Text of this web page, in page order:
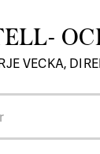
VECKA,